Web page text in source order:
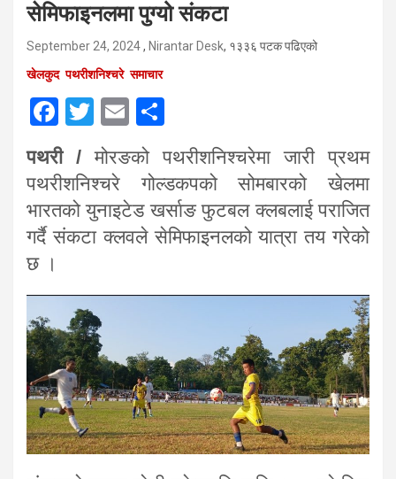
सेमिफाइनलमा पुग्यो संकटा
September 24, 2024, Nirantar Desk, १३३६ पटक पढिएको
खेलकुद पथरीशनिश्चरे समाचार
F
a
ce
b
o
o
T
wi
tt
er
E
m
ail ar
e
पथरी / मोरङको पथरीशनिश्चरेमा जारी प्रथम
पथरीशनिश्चरे गोल्डकपको सोमबारको खेलमा
भारतको युनाइटेड खर्साङ फुटबल क्लबलाई पराजित
गर्दै संकटा क्लवले सेमिफाइनलको यात्रा तय गरेको
छ ।